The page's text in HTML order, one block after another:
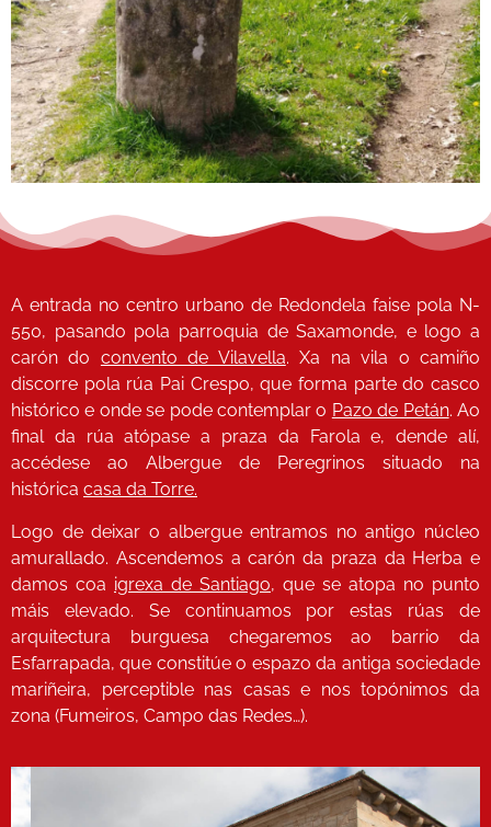
Miliario
Siglo I
A entrada no centro urbano de Redondela faise pola N-
550, pasando pola parroquia de Saxamonde, e logo a
carón do convento de Vilavella. Xa na vila o camiño
discorre pola rúa Pai Crespo, que forma parte do casco
histórico e onde se pode contemplar o Pazo de Petán. Ao
final da rúa atópase a praza da Farola e, dende alí,
accédese ao Albergue de Peregrinos situado na
histórica casa da Torre.
Logo de deixar o albergue entramos no antigo núcleo
amurallado. Ascendemos a carón da praza da Herba e
damos coa igrexa de Santiago, que se atopa no punto
máis elevado. Se continuamos por estas rúas de
arquitectura burguesa chegaremos ao barrio da
Esfarrapada, que constitúe o espazo da antiga sociedade
mariñeira, perceptible nas casas e nos topónimos da
zona (Fumeiros, Campo das Redes…).